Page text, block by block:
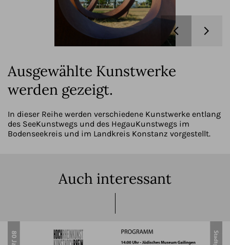
Ausgewählte Kunstwerke
werden gezeigt.
In dieser Reihe werden verschiedene Kunstwerke entlang
des SeeKunstwegs und des HegauKunstwegs im
Bodenseekreis und im Landkreis Konstanz vorgestellt.
Auch interessant